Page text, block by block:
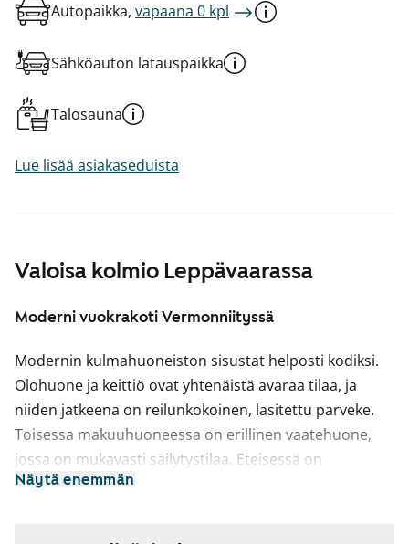
Valoisa kolmio Leppävaarassa
Moderni vuokrakoti Vermonniityssä
Modernin kulmahuoneiston sisustat helposti kodiksi.
Olohuone ja keittiö ovat yhtenäistä avaraa tilaa, ja
niiden jatkeena on reilunkokoinen, lasitettu parveke.
Toisessa makuuhuoneessa on erillinen vaatehuone,
jossa on mukavasti säilytystilaa. Eteisessä on
peiliovellinen kaapisto ja ikkunoissa on valmiina
Näytä enemmän
Autopaikka, vapaana 0 kpl
Sähköauton latauspaikka
Talosauna
Lue lisää asiakaseduista